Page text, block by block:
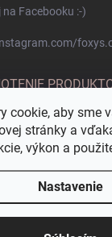
cookie, aby sme
stránky a
výkon a
Nastavenie
Facebooku :-)
CORTEN
FoxyS online .